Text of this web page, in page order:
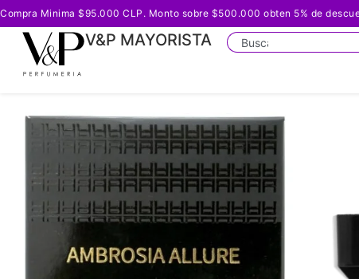
Compra Minima $95.000 CLP. Monto sobre $500.000 obten 5% de
V&P MAYORISTA